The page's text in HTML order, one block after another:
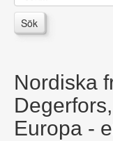
Sök
Nordiska
Europa -